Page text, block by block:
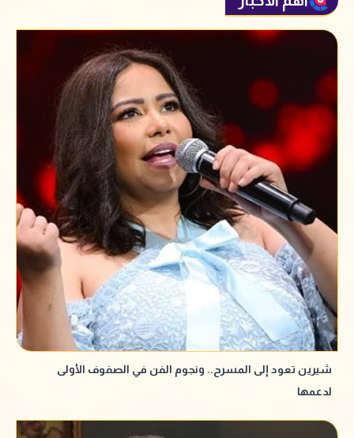
شيرين تعود إلى المسرح.. ونجوم الفن في الصفوف الأولى
لدعمها